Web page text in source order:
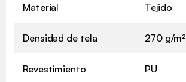
Material Tejido
Densidad de tela 270 g/m²
Revestimiento PU